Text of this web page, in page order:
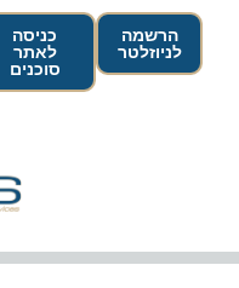
הרשמה
לניוזלטר
כניסה
לאתר
סוכנים